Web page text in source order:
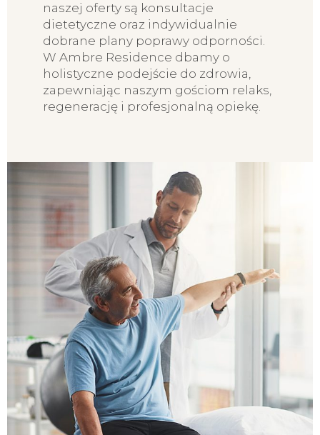
naszej oferty są konsultacje
dietetyczne oraz indywidualnie
dobrane plany poprawy odporności.
W Ambre Residence dbamy o
holistyczne podejście do zdrowia,
zapewniając naszym gościom relaks,
regenerację i profesjonalną opiekę.